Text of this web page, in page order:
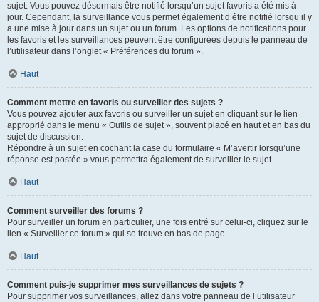
sujet. Vous pouvez désormais être notifié lorsqu’un sujet favoris a été mis à
jour. Cependant, la surveillance vous permet également d’être notifié lorsqu’il y
a une mise à jour dans un sujet ou un forum. Les options de notifications pour
les favoris et les surveillances peuvent être configurées depuis le panneau de
l’utilisateur dans l’onglet « Préférences du forum ».
Haut
Comment mettre en favoris ou surveiller des sujets ?
Vous pouvez ajouter aux favoris ou surveiller un sujet en cliquant sur le lien
approprié dans le menu « Outils de sujet », souvent placé en haut et en bas du
sujet de discussion.
Répondre à un sujet en cochant la case du formulaire « M’avertir lorsqu’une
réponse est postée » vous permettra également de surveiller le sujet.
Haut
Comment surveiller des forums ?
Pour surveiller un forum en particulier, une fois entré sur celui-ci, cliquez sur le
lien « Surveiller ce forum » qui se trouve en bas de page.
Haut
Comment puis-je supprimer mes surveillances de sujets ?
Pour supprimer vos surveillances, allez dans votre panneau de l’utilisateur